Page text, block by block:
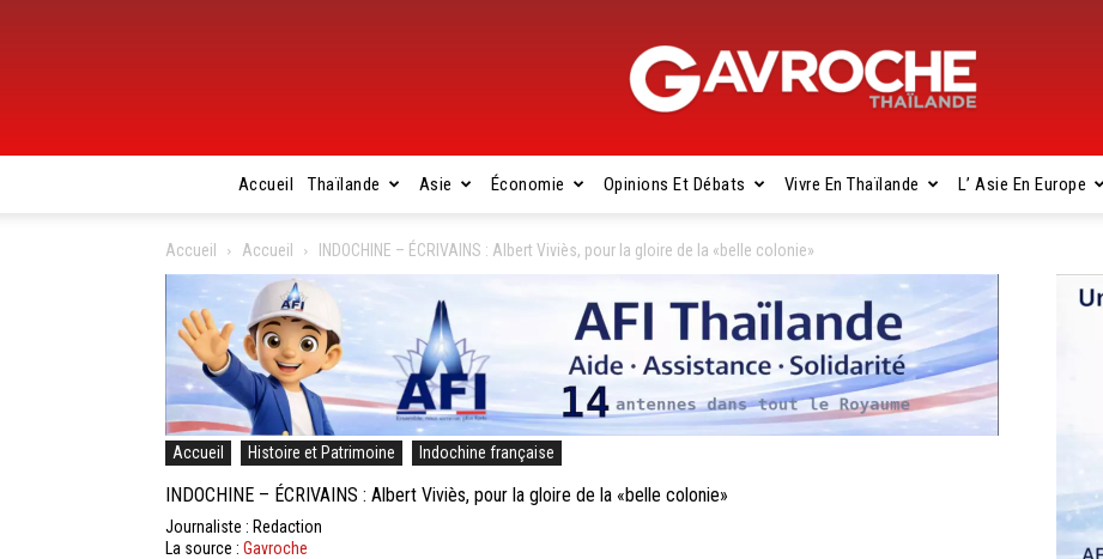
Gavroche
Thaïlande
Accueil Thaïlande Asie Économie Opinions Et Débats Vivre En Thaïlande L’ Asie En Europe
Accueil Accueil INDOCHINE – ÉCRIVAINS : Albert Viviès, pour la gloire de la «belle colonie»
Accueil Histoire et Patrimoine Indochine française
INDOCHINE – ÉCRIVAINS : Albert Viviès, pour la gloire de la «belle colonie»
Journaliste : Redaction
La source : Gavroche